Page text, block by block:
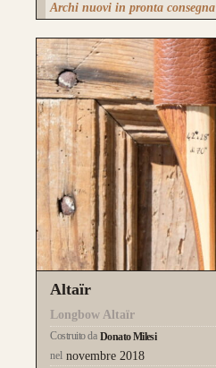
Archi nuovi in pronta consegna
Altaïr
Longbow Altaïr
Costruito da Donato Milesi
nel novembre 2018